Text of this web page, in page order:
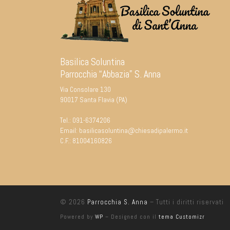
Basilica Soluntina
Parrocchia “Abbazia” S. Anna
Via Consolare 130
90017 Santa Flavia (PA)
Tel.: 091-6374206
Email: basilicasoluntina@chiesadipalermo.it
C.F.: 81004160826
© 2026 Parrocchia S. Anna – Tutti i diritti riservati
Powered by WP – Designed con il tema Customizr